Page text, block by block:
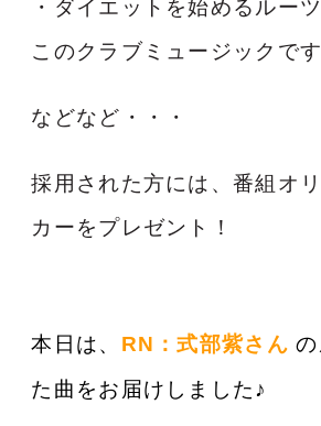
・ダイエットを始めるルー
このクラブミュージックです
などなど・・・
採用された方には、番組オ
カーをプレゼント！
本日は、 RN：式部紫さん
た曲をお届けしました♪